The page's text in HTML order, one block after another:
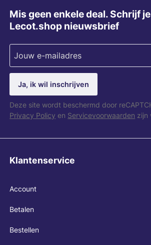
Mis geen enkele deal. Schrijf
Lecot.shop nieuwsbrief
Ja, ik wil inschrijven
Deze site wordt beschermd door
Privacy Policy en Servicevoorwaarden zijn
Klantenservice
Account
Betalen
Bestellen